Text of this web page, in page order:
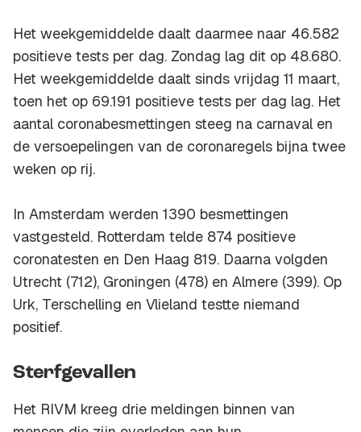
Het weekgemiddelde daalt daarmee naar 46.582
positieve tests per dag. Zondag lag dit op 48.680.
Het weekgemiddelde daalt sinds vrijdag 11 maart,
toen het op 69.191 positieve tests per dag lag. Het
aantal coronabesmettingen steeg na carnaval en
de versoepelingen van de coronaregels bijna twee
weken op rij.
In Amsterdam werden 1390 besmettingen
vastgesteld. Rotterdam telde 874 positieve
coronatesten en Den Haag 819. Daarna volgden
Utrecht (712), Groningen (478) en Almere (399). Op
Urk, Terschelling en Vlieland testte niemand
positief.
Sterfgevallen
Het RIVM kreeg drie meldingen binnen van